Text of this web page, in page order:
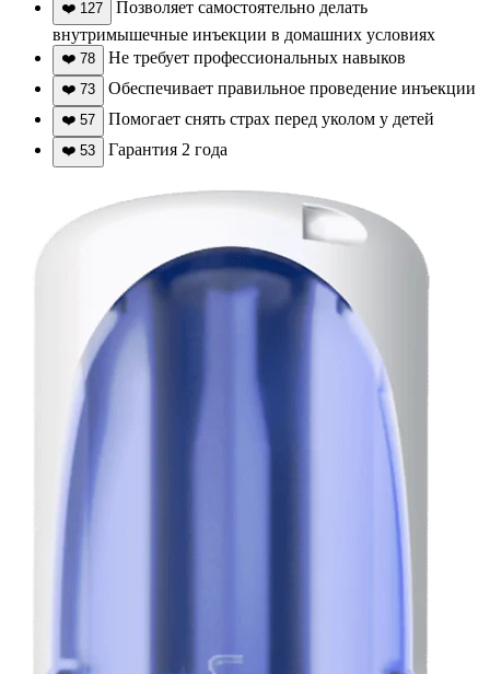
❤️ 127
Позволяет самостоятельно делать
внутримышечные инъекции в домашних условиях
❤️ 78 Не требует профессиональных навыков
❤️ 73 Обеспечивает правильное проведение инъекции
❤️ 57 Помогает снять страх перед уколом у детей
❤️ 53 Гарантия 2 года